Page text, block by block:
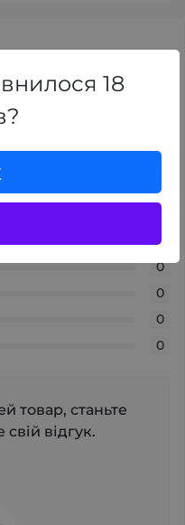
18
0
0
0
0
0
товар, станьте
відгук.